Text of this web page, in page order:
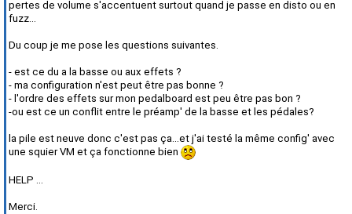
pertes de volume s'accentuent surtout quand je passe en disto ou en
fuzz...
Du coup je me pose les questions suivantes.
- est ce du a la basse ou aux effets ?
- ma configuration n'est peut être pas bonne ?
- l'ordre des effets sur mon pedalboard est peu être pas bon ?
-ou est ce un conflit entre le préamp' de la basse et les pédales?
la pile est neuve donc c'est pas ça...et j'ai testé la même config' avec
une squier VM et ça fonctionne bien
HELP ...
Merci.